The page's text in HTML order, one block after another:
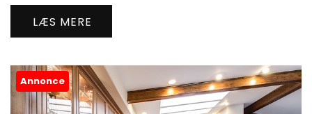
LÆS MERE
Annonce